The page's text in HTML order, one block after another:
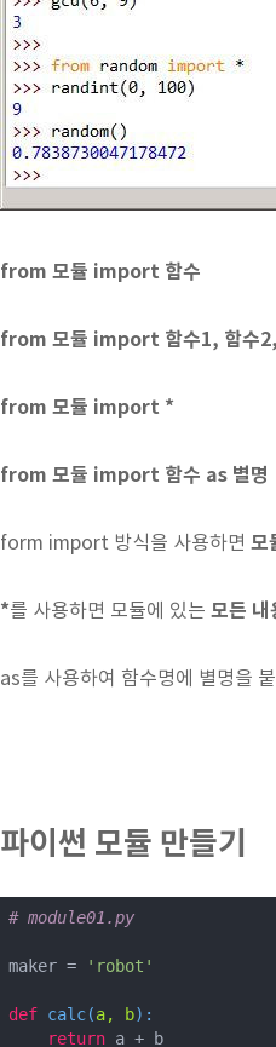
from 모듈 import 함수
from 모듈 import 함수1, 함수
from 모듈 import *
from 모듈 import 함수 as 별명
form import 방식을 사용하면 모
*를 사용하면 모듈에 있는 모든 내
as를 사용하여 함수명에 별명을
파이썬 모듈 만들기
# module01.py
maker = 'robot'
def calc(a, b):
return a + b